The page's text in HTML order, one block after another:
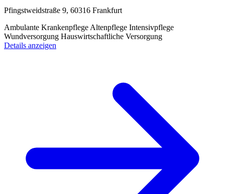
Pfingstweidstraße 9, 60316 Frankfurt
Ambulante Krankenpflege Altenpflege Intensivpflege
Wundversorgung Hauswirtschaftliche Versorgung
Details anzeigen